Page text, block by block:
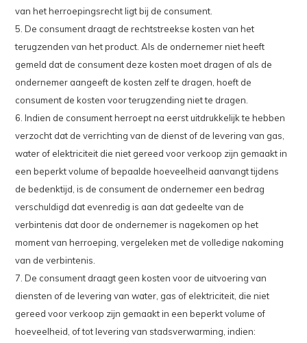
van het herroepingsrecht ligt bij de consument.
5. De consument draagt de rechtstreekse kosten van het
terugzenden van het product. Als de ondernemer niet heeft
gemeld dat de consument deze kosten moet dragen of als de
ondernemer aangeeft de kosten zelf te dragen, hoeft de
consument de kosten voor terugzending niet te dragen.
6. Indien de consument herroept na eerst uitdrukkelijk te hebben
verzocht dat de verrichting van de dienst of de levering van gas,
water of elektriciteit die niet gereed voor verkoop zijn gemaakt in
een beperkt volume of bepaalde hoeveelheid aanvangt tijdens
de bedenktijd, is de consument de ondernemer een bedrag
verschuldigd dat evenredig is aan dat gedeelte van de
verbintenis dat door de ondernemer is nagekomen op het
moment van herroeping, vergeleken met de volledige nakoming
van de verbintenis.
7. De consument draagt geen kosten voor de uitvoering van
diensten of de levering van water, gas of elektriciteit, die niet
gereed voor verkoop zijn gemaakt in een beperkt volume of
hoeveelheid, of tot levering van stadsverwarming, indien: